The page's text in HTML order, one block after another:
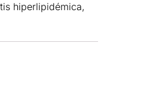
hiperlipidémica,